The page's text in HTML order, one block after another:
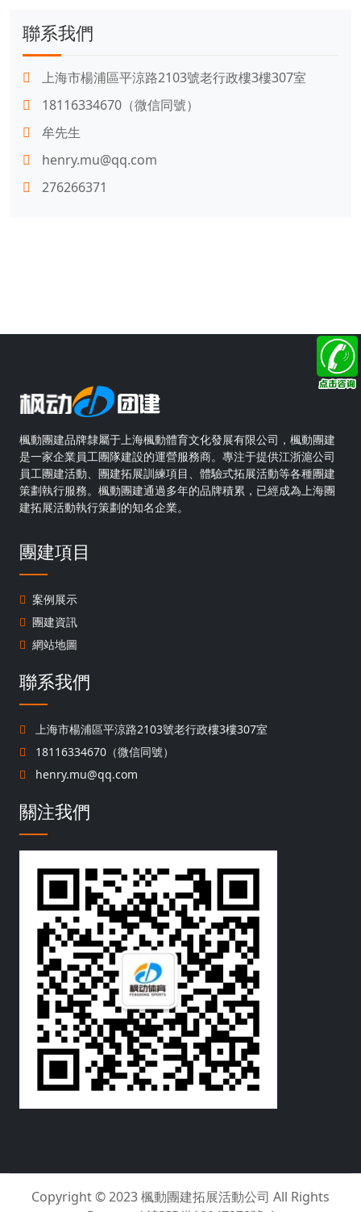
聯系我們
上海市楊浦區平涼路2103號老行政樓3樓307室
18116334670（微信同號）
牟先生
henry.mu@qq.com
276266371
楓動團建品牌隸屬于上海楓動體育文化發展有限公司，楓動團建
是一家企業員工團隊建設的運營服務商。專注于提供江浙滬公司
員工團建活動、團建拓展訓練項目、體驗式拓展活動等各種團建
策劃執行服務。楓動團建通過多年的品牌積累，已經成為上海團
建拓展活動執行策劃的知名企業。
團建項目
案例展示
團建資訊
網站地圖
聯系我們
上海市楊浦區平涼路2103號老行政樓3樓307室
18116334670（微信同號）
henry.mu@qq.com
關注我們
Copyright © 2023楓動團建拓展活動公司 All Rights